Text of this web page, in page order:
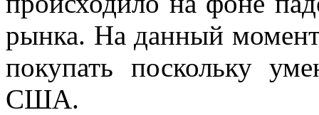
рынка. На данный
покупать поскольку
США.